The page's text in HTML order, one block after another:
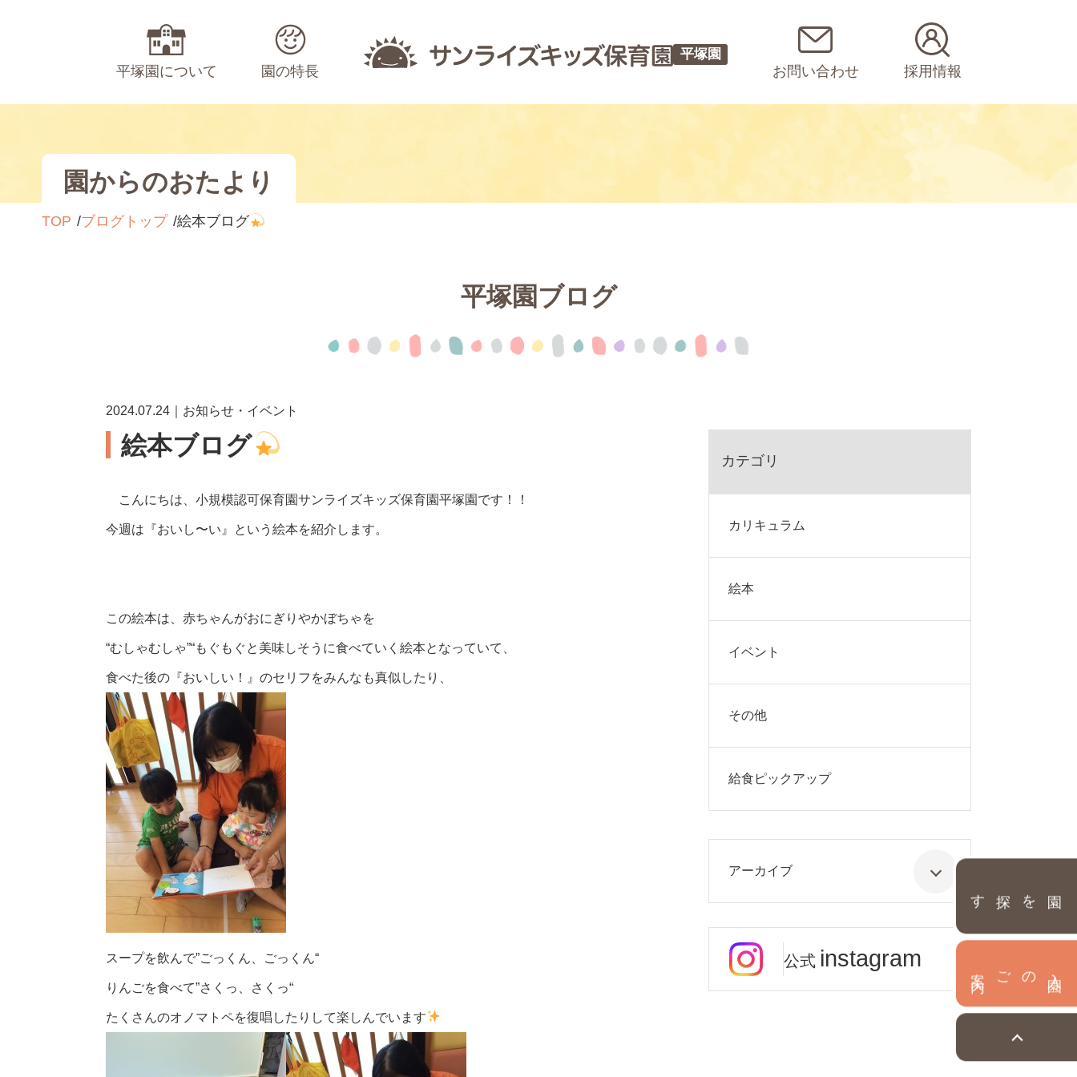
平塚園について 園の特長
平塚園
お問い合わせ 採用情報
園を探す
園からのおたより
TOP ブログトップ 絵本ブログ
平塚園ブログ
2024.07.24｜お知らせ・イベント
絵本ブログ
こんにちは、小規模認可保育園サンライズキッズ保育園平塚園です！！
今週は『おいし〜い』という絵本を紹介します。
この絵本は、赤ちゃんがおにぎりやかぼちゃを
“むしゃむしゃ”“もぐもぐと美味しそうに食べていく絵本となっていて、
食べた後の『おいしい！』のセリフをみんなも真似したり、
スープを飲んで”ごっくん、ごっくん“
りんごを食べて”さくっ、さくっ“
たくさんのオノマトペを復唱したりして楽しんでいます
カテゴリ
カリキュラム
絵本
イベント
その他
給食ピックアップ
アーカイブ
公式 instagram